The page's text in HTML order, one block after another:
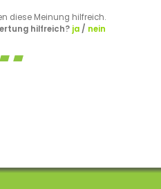
diese Meinung hilfreich.
hilfreich? ja/ nein